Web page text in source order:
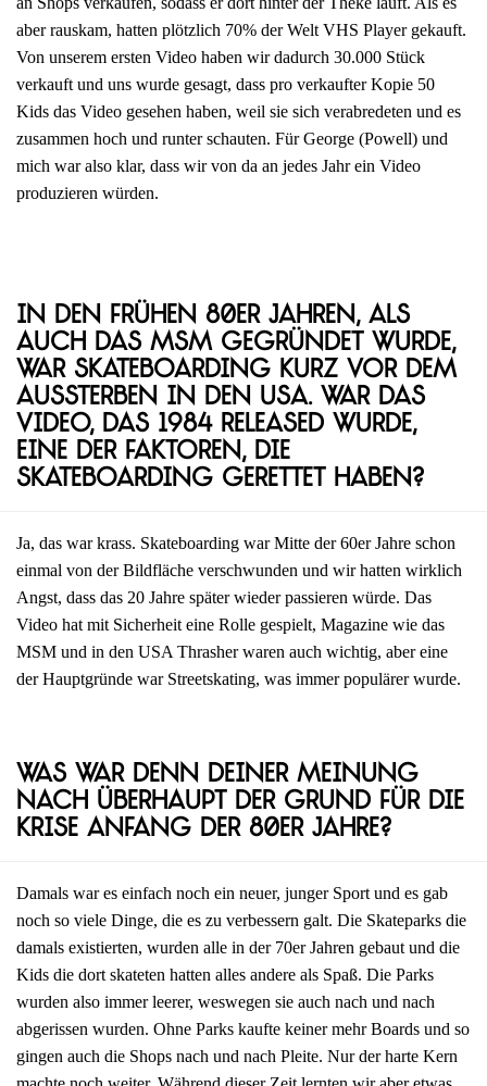
aber rauskam, hatten plötzlich 70% der Welt VHS Player gekauft.
Von unserem ersten Video haben wir dadurch 30.000 Stück
verkauft und uns wurde gesagt, dass pro verkaufter Kopie 50
Kids das Video gesehen haben, weil sie sich verabredeten und es
zusammen hoch und runter schauten. Für George (Powell) und
mich war also klar, dass wir von da an jedes Jahr ein Video
produzieren würden.
In den frühen 80er Jahren, als
auch das MSM gegründet wurde,
war Skateboarding kurz vor dem
Aussterben in den USA. War das
Video, das 1984 released wurde,
eine der Faktoren, die
Skateboarding gerettet haben?
Ja, das war krass. Skateboarding war Mitte der 60er Jahre schon
einmal von der Bildfläche verschwunden und wir hatten wirklich
Angst, dass das 20 Jahre später wieder passieren würde. Das
Video hat mit Sicherheit eine Rolle gespielt, Magazine wie das
MSM und in den USA Thrasher waren auch wichtig, aber eine
der Hauptgründe war Streetskating, was immer populärer wurde.
Was war denn deiner Meinung
nach überhaupt der Grund für die
Krise Anfang der 80er Jahre?
Damals war es einfach noch ein neuer, junger Sport und es gab
noch so viele Dinge, die es zu verbessern galt. Die Skateparks die
damals existierten, wurden alle in der 70er Jahren gebaut und die
Kids die dort skateten hatten alles andere als Spaß. Die Parks
wurden also immer leerer, weswegen sie auch nach und nach
abgerissen wurden. Ohne Parks kaufte keiner mehr Boards und so
gingen auch die Shops nach und nach Pleite. Nur der harte Kern